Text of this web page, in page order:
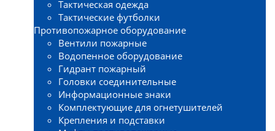
Тактическая одежда
Тактические футболки
Противопожарное оборудование
Вентили пожарные
Водопенное оборудование
Гидрант пожарный
Головки соединительные
Информационные знаки
Комплектующие для огнетушителей
Крепления и подставки